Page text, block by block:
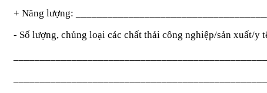
+ Năng lượng:
- Số lượng, chủng loại các chất thải công nghiệp/sản xuất/